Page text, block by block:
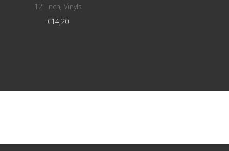
12" inch,Vinyls
€14,20